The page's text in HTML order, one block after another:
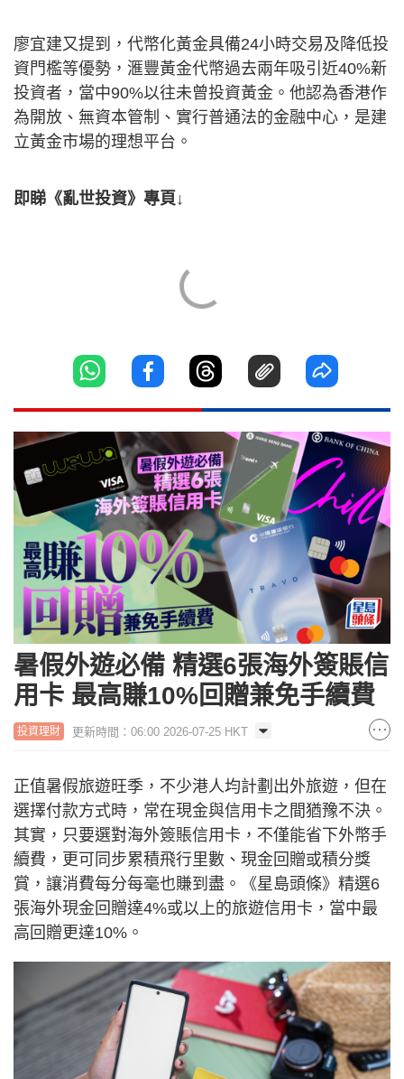
廖宜建又提到，代幣化黃金具備24小時交易及降低投
資門檻等優勢，滙豐黃金代幣過去兩年吸引近40%新
投資者，當中90%以往未曾投資黃金。他認為香港作
為開放、無資本管制、實行普通法的金融中心，是建
立黃金市場的理想平台。
即睇《亂世投資》專頁↓
暑假外遊必備 精選6張海外簽賬信
用卡 最高賺10%回贈兼免手續費
投資理財 更新時間：06:00 2026-07-25 HKT
正值暑假旅遊旺季，不少港人均計劃出外旅遊，但在
選擇付款方式時，常在現金與信用卡之間猶豫不決。
其實，只要選對海外簽賬信用卡，不僅能省下外幣手
續費，更可同步累積飛行里數、現金回贈或積分獎
賞，讓消費每分每毫也賺到盡。《星島頭條》精選6
張海外現金回贈達4%或以上的旅遊信用卡，當中最
高回贈更達10%。